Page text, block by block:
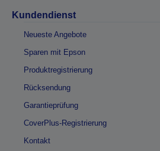
Kundendienst
Neueste Angebote
Sparen mit Epson
Produktregistrierung
Rücksendung
Garantieprüfung
CoverPlus-Registrierung
Kontakt